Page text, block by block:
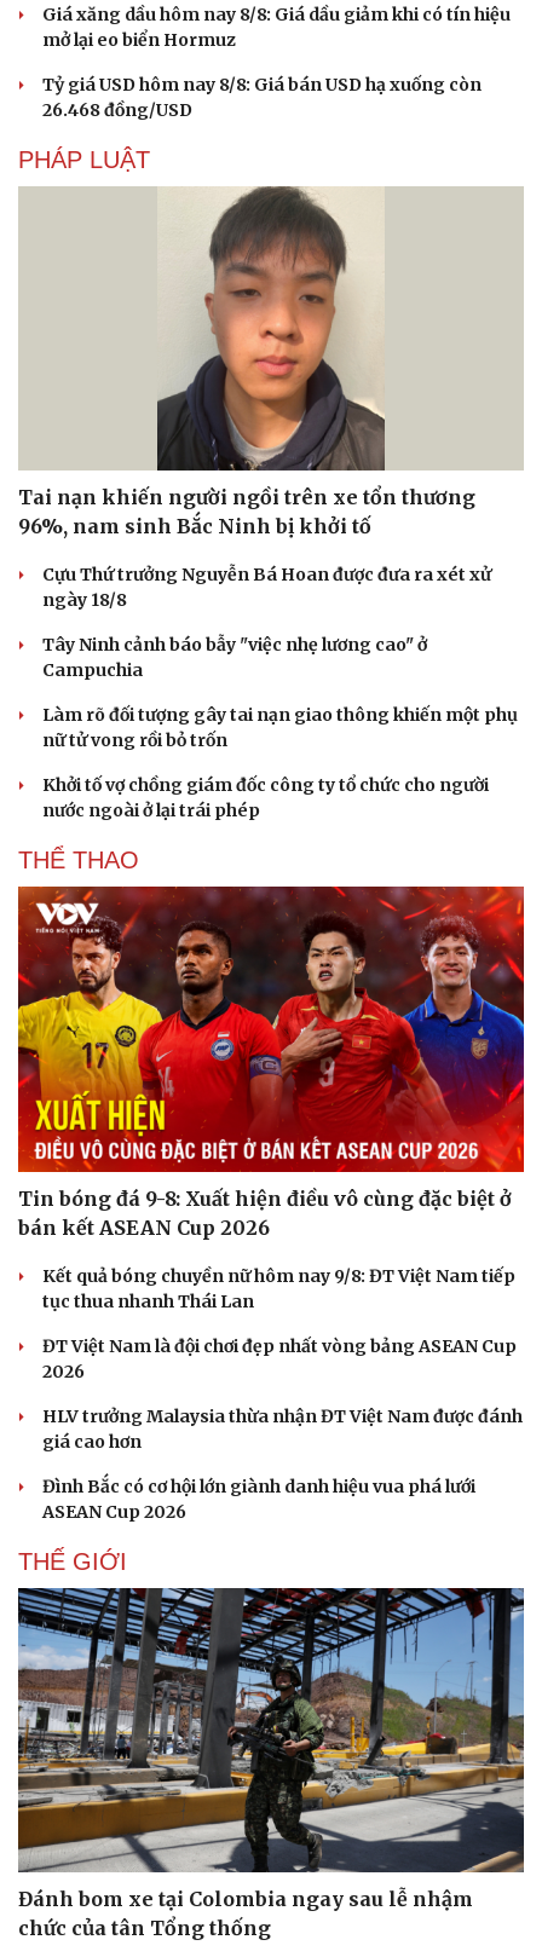
Doanh nghiệp
Thông tin doanh nghiệp
Doanh nghiệp 24h
Trải nghiệm
Chuyển đổi số
Sức khỏe
Dinh dưỡng - món ngon
Cây thuốc
Nhi khoa
Nam khoa
Phòng mạch online
Ăn sạch sống khỏe
Nhà đẹp
Giá xăng dầu hôm nay 8/8: Giá dầu giảm khi có tín hiệu
mở lại eo biển Hormuz
Tỷ giá USD hôm nay 8/8: Giá bán USD hạ xuống còn
26.468 đồng/USD
PHÁP LUẬT
Tai nạn khiến người ngồi trên xe tổn thương
96%, nam sinh Bắc Ninh bị khởi tố
Cựu Thứ trưởng Nguyễn Bá Hoan được đưa ra xét xử
ngày 18/8
Tây Ninh cảnh báo bẫy "việc nhẹ lương cao" ở
Campuchia
Làm rõ đối tượng gây tai nạn giao thông khiến một phụ
nữ tử vong rồi bỏ trốn
Khởi tố vợ chồng giám đốc công ty tổ chức cho người
nước ngoài ở lại trái phép
THỂ THAO
Tin bóng đá 9-8: Xuất hiện điều vô cùng đặc biệt ở
bán kết ASEAN Cup 2026
Kết quả bóng chuyền nữ hôm nay 9/8: ĐT Việt Nam tiếp
tục thua nhanh Thái Lan
ĐT Việt Nam là đội chơi đẹp nhất vòng bảng ASEAN Cup
2026
HLV trưởng Malaysia thừa nhận ĐT Việt Nam được đánh
giá cao hơn
Đình Bắc có cơ hội lớn giành danh hiệu vua phá lưới
ASEAN Cup 2026
THẾ GIỚI
Đánh bom xe tại Colombia ngay sau lễ nhậm
chức của tân Tổng thống